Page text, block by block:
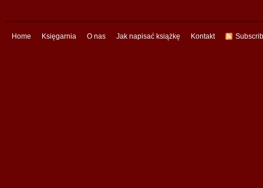
Home Księgarnia O nas Jak napisać książkę Kontakt